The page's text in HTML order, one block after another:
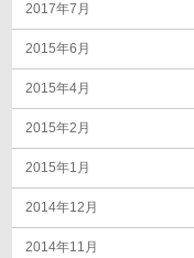
2017年7月
2015年6月
2015年4月
2015年2月
2015年1月
2014年12月
2014年11月